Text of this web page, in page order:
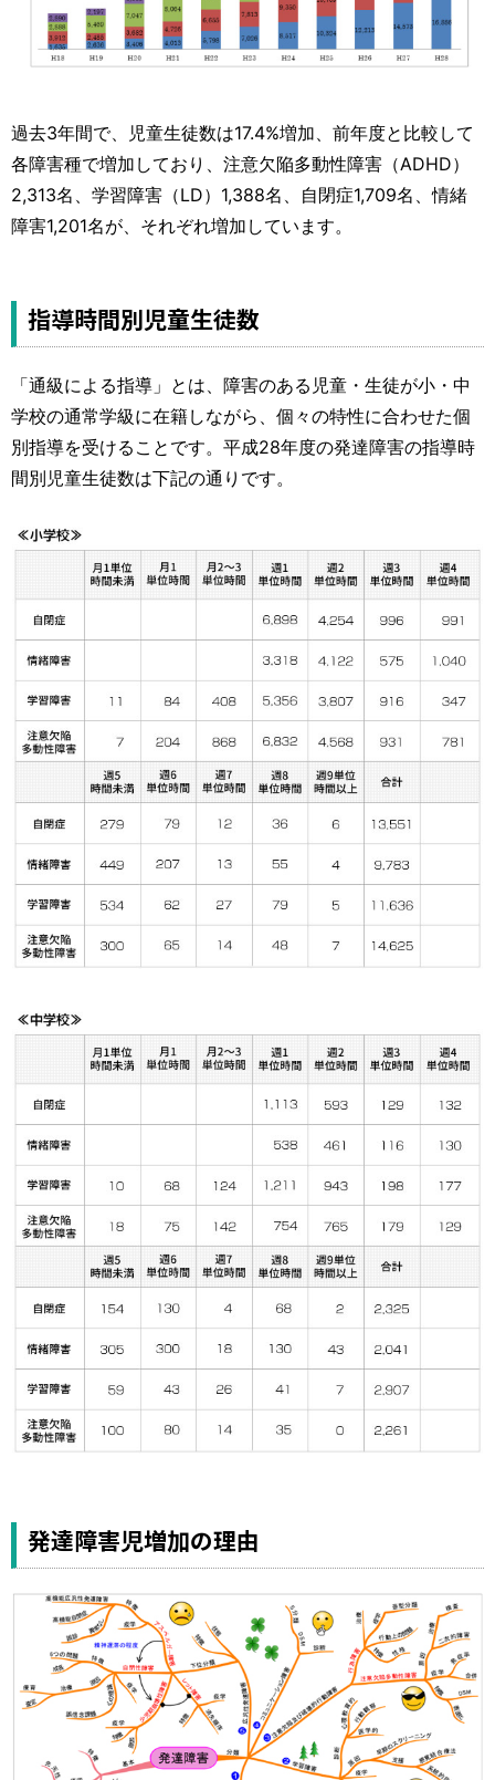
過去3年間で、児童生徒数は17.4%増加、前年度と比較して
各障害種で増加しており、注意欠陥多動性障害（ADHD）
2,313名、学習障害（LD）1,388名、自閉症1,709名、情緒
障害1,201名が、それぞれ増加しています。
指導時間別児童生徒数
「通級による指導」とは、障害のある児童・生徒が小・中
学校の通常学級に在籍しながら、個々の特性に合わせた個
別指導を受けることです。平成28年度の発達障害の指導時
間別児童生徒数は下記の通りです。
発達障害児増加の理由